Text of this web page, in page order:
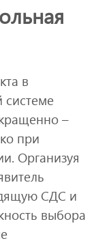
в
системе
–
при
Организуя
СДС и
выбора